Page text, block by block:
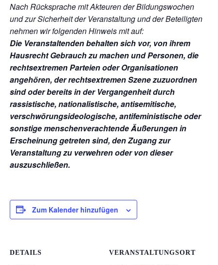
Nach Rücksprache mit Akteuren der Bildungswochen
und zur Sicherheit der Veranstaltung und der Beteiligten
nehmen wir folgenden Hinweis mit auf:
Die Veranstaltenden behalten sich vor, von ihrem
Hausrecht Gebrauch zu machen und Personen, die
rechtsextremen Parteien oder Organisationen
angehören, der rechtsextremen Szene zuzuordnen
sind oder bereits in der Vergangenheit durch
rassistische, nationalistische, antisemitische,
verschwörungsideologische, antifeministische oder
sonstige menschenverachtende Äußerungen in
Erscheinung getreten sind, den Zugang zur
Veranstaltung zu verwehren oder von dieser
auszuschließen.
Zum Kalender hinzufügen
DETAILS VERANSTALTUNGSORT